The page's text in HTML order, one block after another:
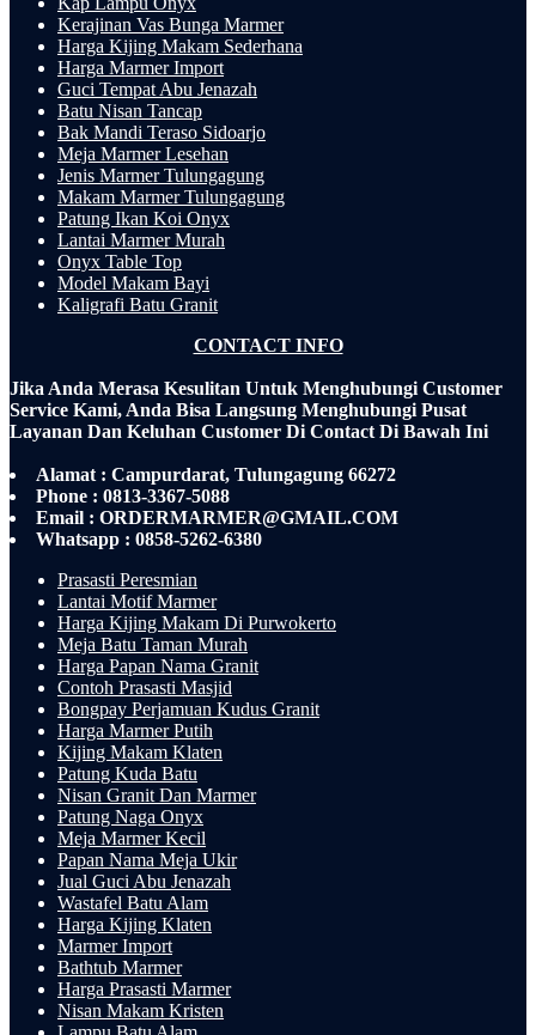
Kerajinan Vas Bunga Marmer
Harga Kijing Makam Sederhana
Harga Marmer Import
Guci Tempat Abu Jenazah
Batu Nisan Tancap
Bak Mandi Teraso Sidoarjo
Meja Marmer Lesehan
Jenis Marmer Tulungagung
Makam Marmer Tulungagung
Patung Ikan Koi Onyx
Lantai Marmer Murah
Onyx Table Top
Model Makam Bayi
Kaligrafi Batu Granit
CONTACT INFO
Jika Anda Merasa Kesulitan Untuk Menghubungi Customer
Service Kami, Anda Bisa Langsung Menghubungi Pusat
Layanan Dan Keluhan Customer Di Contact Di Bawah Ini
Alamat : Campurdarat, Tulungagung 66272
Phone : 0813-3367-5088
Email : ORDERMARMER@GMAIL.COM
Whatsapp : 0858-5262-6380
Prasasti Peresmian
Lantai Motif Marmer
Harga Kijing Makam Di Purwokerto
Meja Batu Taman Murah
Harga Papan Nama Granit
Contoh Prasasti Masjid
Bongpay Perjamuan Kudus Granit
Harga Marmer Putih
Kijing Makam Klaten
Patung Kuda Batu
Nisan Granit Dan Marmer
Patung Naga Onyx
Meja Marmer Kecil
Papan Nama Meja Ukir
Jual Guci Abu Jenazah
Wastafel Batu Alam
Harga Kijing Klaten
Marmer Import
Bathtub Marmer
Harga Prasasti Marmer
Nisan Makam Kristen